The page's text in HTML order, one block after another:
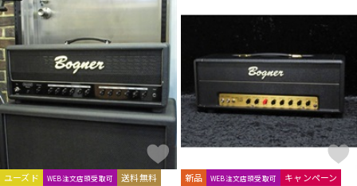
ドラム
キーボード 電子ピアノ
ユーズド WEB注文店頭受取可 送料無料 新品 WEB注文店頭受取可
キャンペーン